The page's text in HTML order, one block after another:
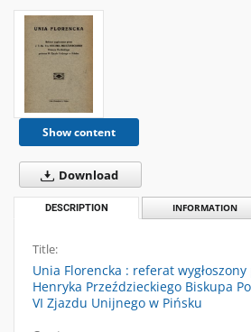
Show content
Download
DESCRIPTION INFORMATION
Title:
Unia Florencka : referat wygłoszony
Henryka Przeździeckiego Biskupa
VI Zjazdu Unijnego w Pińsku